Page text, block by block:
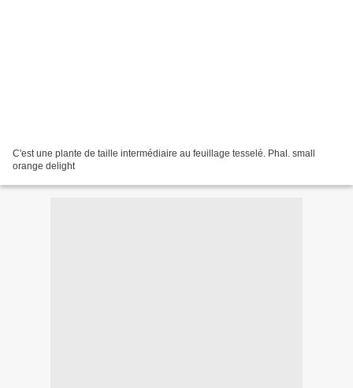
C'est une plante de taille intermédiaire au feuillage tesselé. Phal. small
orange delight